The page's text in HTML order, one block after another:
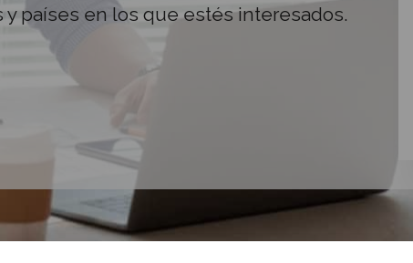
países en los que estés interesados.